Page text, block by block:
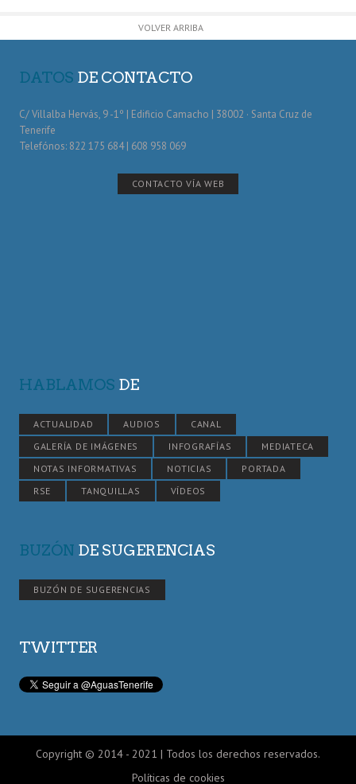
VOLVER ARRIBA
DATOS DE CONTACTO
C/ Villalba Hervás, 9 -1º | Edificio Camacho | 38002 · Santa Cruz de
Tenerife
Telefónos: 822 175 684 | 608 958 069
CONTACTO VÍA WEB
HABLAMOS DE
ACTUALIDAD AUDIOS
CANAL
GALERÍA DE IMÁGENES
INFOGRAFÍAS
MEDIATECA
NOTAS INFORMATIVAS
NOTICIAS
PORTADA
RSE
TANQUILLAS VÍDEOS
BUZÓN DE SUGERENCIAS
BUZÓN DE SUGERENCIAS
TWITTER
Copyright © 2014 - 2021 | Todos los derechos reservados.
Políticas de cookies